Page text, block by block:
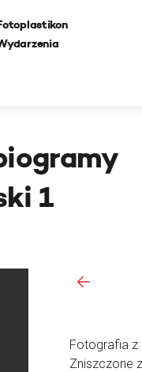
1
Fotografia z
Zniszczone